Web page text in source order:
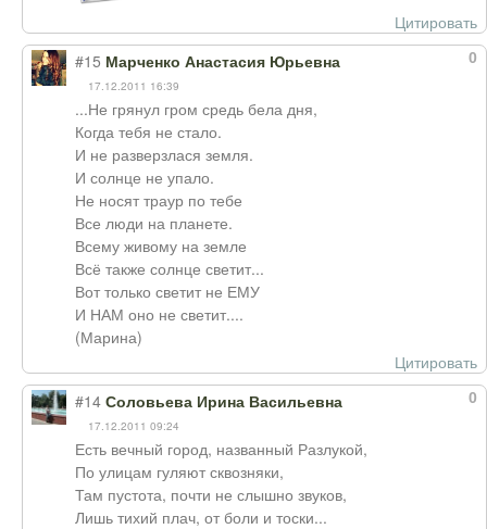
Цитировать
0
#15 Марченко Анастасия Юрьевна
17.12.2011 16:39
...Не грянул гром средь бела дня,
Когда тебя не стало.
И не разверзлася земля.
И солнце не упало.
Не носят траур по тебе
Все люди на планете.
Всему живому на земле
Всё также солнце светит...
Вот только светит не ЕМУ
И НАМ оно не светит....
(Марина)
Цитировать
0
#14 Соловьева Ирина Васильевна
17.12.2011 09:24
Есть вечный город, названный Разлукой,
По улицам гуляют сквозняки,
Там пустота, почти не слышно звуков,
Лишь тихий плач, от боли и тоски...